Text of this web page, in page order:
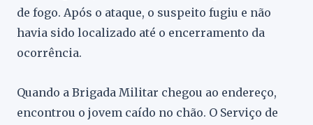
de fogo. Após o ataque, o suspeito fugiu e não
havia sido localizado até o encerramento da
ocorrência.
Quando a Brigada Militar chegou ao endereço,
encontrou o jovem caído no chão. O Serviço de